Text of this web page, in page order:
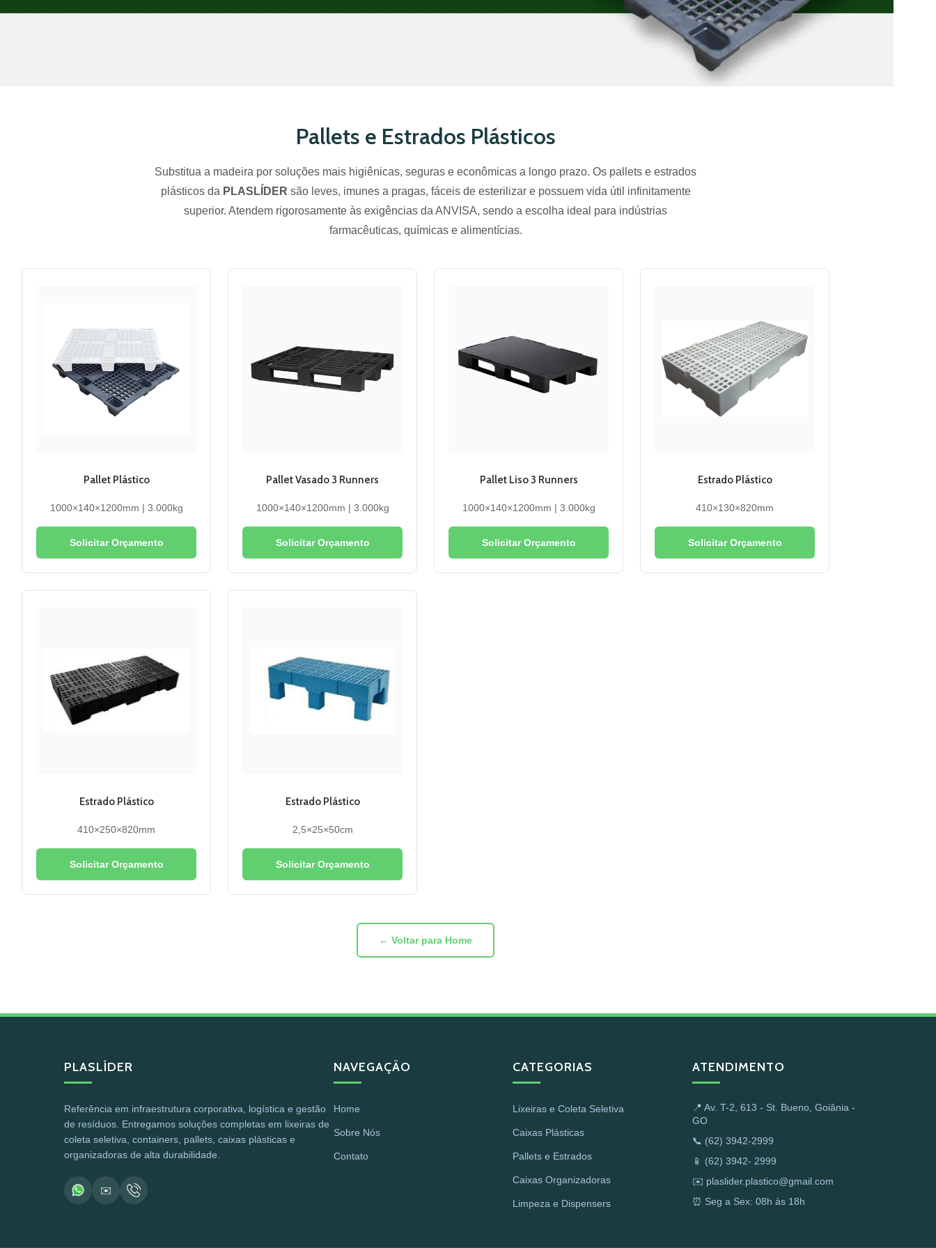
Pallets e Estrados Plásticos
Substitua a madeira por soluções mais higiênicas, seguras e econômicas a longo prazo. Os pallets e estrados
plásticos da PLASLÍDER são leves, imunes a pragas, fáceis de esterilizar e possuem vida útil infinitamente
superior. Atendem rigorosamente às exigências da ANVISA, sendo a escolha ideal para indústrias
farmacêuticas, químicas e alimentícias.
Pallet Plástico
1000×140×1200mm | 3.000kg
Solicitar Orçamento
Pallet Vasado 3 Runners
1000×140×1200mm | 3.000kg
Solicitar Orçamento
Pallet Liso 3 Runners
1000×140×1200mm | 3.000kg
Solicitar Orçamento
Estrado Plástico
410×130×820mm
Solicitar Orçamento
Estrado Plástico
410×250×820mm
Solicitar Orçamento
Estrado Plástico
2,5×25×50cm
Solicitar Orçamento
← Voltar para Home
PLASLÍDER
Referência em infraestrutura corporativa, logística e gestão
de resíduos. Entregamos soluções completas em lixeiras de
coleta seletiva, containers, pallets, caixas plásticas e
organizadoras de alta durabilidade.
✉️
NAVEGAÇÃO
Home
Sobre Nós
Contato
CATEGORIAS
Lixeiras e Coleta Seletiva
Caixas Plásticas
Pallets e Estrados
Caixas Organizadoras
Limpeza e Dispensers
ATENDIMENTO
📍 Av. T-2, 613 - St. Bueno, Goiânia -
GO
📞 (62) 3942-2999
📱 (62) 3942- 2999
✉️ plaslider.plastico@gmail.com
⏰ Seg a Sex: 08h às 18h